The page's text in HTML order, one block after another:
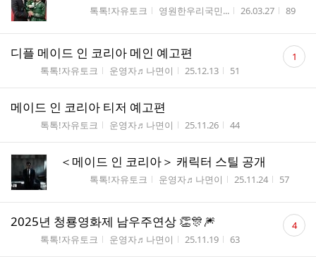
게시판명
톡톡!자유토크 작성자
영원한우리국민... 작성시간
26.03.27 조회수
89
디플 메이드 인 코리아 메인 예고편
게시판명
톡톡!자유토크 작성자
운영자♬나면이 작성시간
25.12.13 조회수
51
댓
글 1
메이드 인 코리아 티저 예고편
게시판명
톡톡!자유토크 작성자
운영자♬나면이 작성시간
25.11.26 조회수
44
＜메이드 인 코리아＞ 캐릭터 스틸 공개
게시판명
톡톡!자유토크 작성자
운영자♬나면이 작성시간
25.11.24 조회수
57
2025년 청룡영화제 남우주연상 👏🎊🎆
게시판명
톡톡!자유토크 작성자
운영자♬나면이 작성시간
25.11.19 조회수
63
댓
글 4